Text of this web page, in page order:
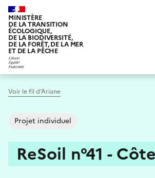
Aller
au
contenu
principal
MINISTÈRE
DE LA TRANSITION
ÉCOLOGIQUE,
DE LA BIODIVERSITÉ,
DE LA FORÊT, DE LA MER
ET DE LA PÊCHE
Voir le fil d'Ariane
Projet individuel
ReSoil n°41 -